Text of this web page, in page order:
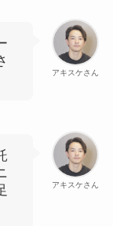
アキスケさん
アキスケさん